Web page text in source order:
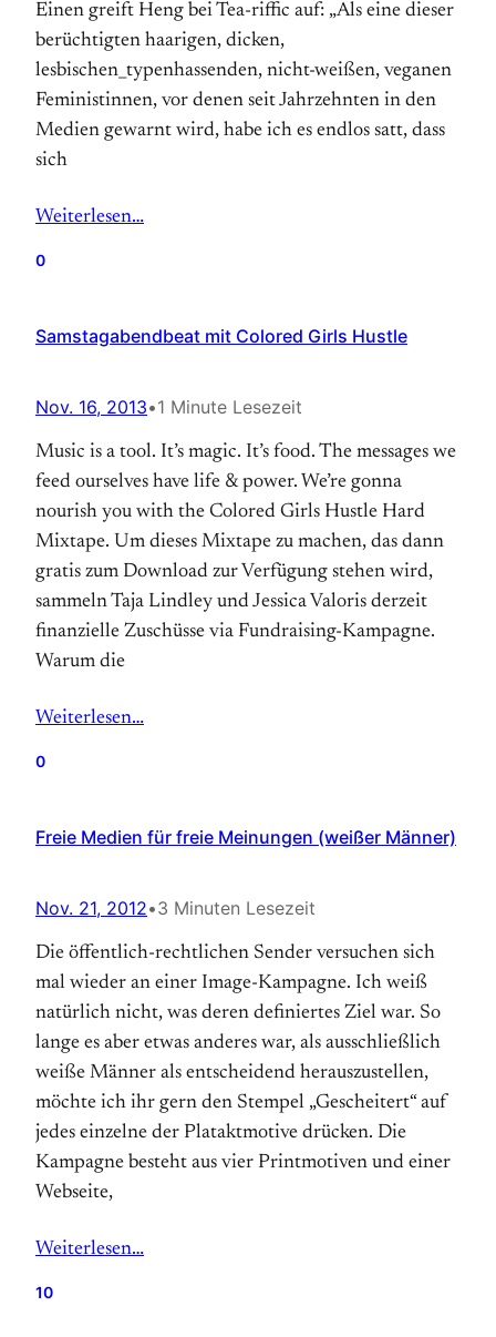
Einen greift Heng bei Tea-riffic auf: „Als eine dieser
berüchtigten haarigen, dicken,
lesbischen_typenhassenden, nicht-weißen, veganen
Feministinnen, vor denen seit Jahrzehnten in den
Medien gewarnt wird, habe ich es endlos satt, dass
sich
Weiterlesen…
0
Samstagabendbeat mit Colored Girls Hustle
Nov. 16, 2013•1 Minute Lesezeit
Music is a tool. It’s magic. It’s food. The messages we
feed ourselves have life & power. We’re gonna
nourish you with the Colored Girls Hustle Hard
Mixtape. Um dieses Mixtape zu machen, das dann
gratis zum Download zur Verfügung stehen wird,
sammeln Taja Lindley und Jessica Valoris derzeit
finanzielle Zuschüsse via Fundraising-Kampagne.
Warum die
Weiterlesen…
0
Freie Medien für freie Meinungen (weißer Männer)
Nov. 21, 2012•3 Minuten Lesezeit
Die öffentlich-rechtlichen Sender versuchen sich
mal wieder an einer Image-Kampagne. Ich weiß
natürlich nicht, was deren definiertes Ziel war. So
lange es aber etwas anderes war, als ausschließlich
weiße Männer als entscheidend herauszustellen,
möchte ich ihr gern den Stempel „Gescheitert“ auf
jedes einzelne der Plataktmotive drücken. Die
Kampagne besteht aus vier Printmotiven und einer
Webseite,
Weiterlesen…
10